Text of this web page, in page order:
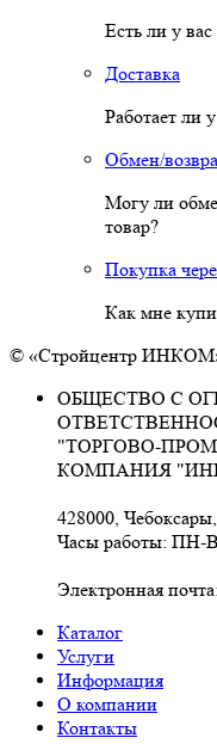
Есть ли у
Доставка
Работает ли
Обмен/
Могу ли
товар?
Покупка
Как мне
© «Стройцентр
ОБЩЕСТВО С
"ТОРГОВО-
КОМПАНИЯ
428000,
Часы работы: ПН-
Электронная почта:
Каталог
Услуги
Информация
О компании
Контакты